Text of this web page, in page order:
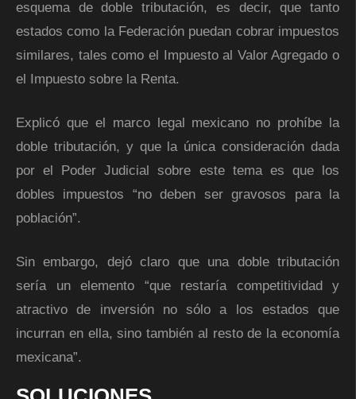
esquema de doble tributación, es decir, que tanto
estados como la Federación puedan cobrar impuestos
similares, tales como el Impuesto al Valor Agregado o
el Impuesto sobre la Renta.
Explicó que el marco legal mexicano no prohíbe la
doble tributación, y que la única consideración dada
por el Poder Judicial sobre este tema es que los
dobles impuestos “no deben ser gravosos para la
población”.
Sin embargo, dejó claro que una doble tributación
sería un elemento “que restaría competitividad y
atractivo de inversión no sólo a los estados que
incurran en ella, sino también al resto de la economía
mexicana”.